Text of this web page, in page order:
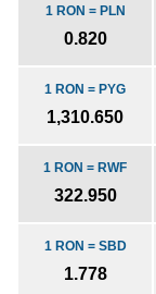
1 RON = PLN
0.820
1 RON = PYG
1,310.650
1 RON = RWF
322.950
1 RON = SBD
1.778